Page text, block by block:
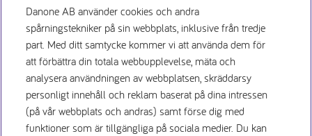
Заявление о конфиденциаль
Условия использования
Danone AB använder cookies och andra
spårningstekniker på sin webbplats, inklusive från tredje
part. Med ditt samtycke kommer vi att använda dem för
att förbättra din totala webbupplevelse, mäta och
analysera användningen av webbplatsen, skräddarsy
personligt innehåll och reklam baserat på dina intressen
(på vår webbplats och andras) samt förse dig med
funktioner som är tillgängliga på sociala medier. Du kan